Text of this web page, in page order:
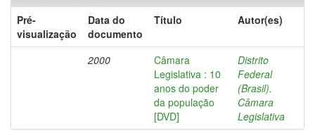
Pré-
visualização
Data do
documento
Título Autor(es)
2000
Câmara
Legislativa : 10
anos do poder
da população
[DVD]
Distrito
Federal
(Brasil).
Câmara
Legislativa